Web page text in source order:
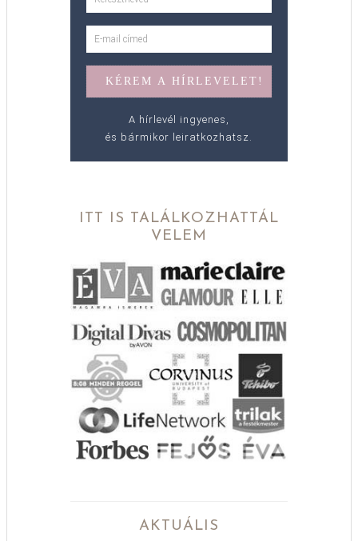
A hírlevél ingyenes,
és bármikor leiratkozhatsz.
ITT IS TALÁLKOZHATTÁL
VELEM
AKTUÁLIS